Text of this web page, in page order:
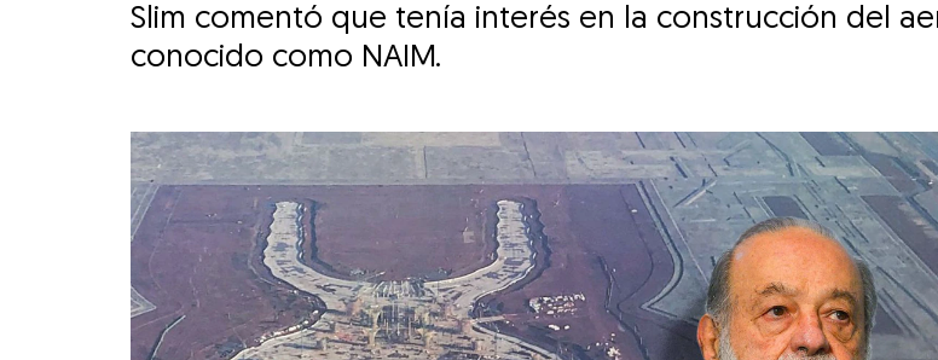
Slim comentó que tenía interés en la construcción del
conocido como NAIM.